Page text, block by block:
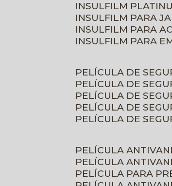
INSULFILM
INSULFILM PARA
INSULFILM PARA
INSULFILM PARA
PELÍCULA DE
PELÍCULA DE
PELÍCULA DE
PELÍCULA DE
PELÍCULA DE
PELÍCULA
PELÍCULA
PELÍCULA PARA